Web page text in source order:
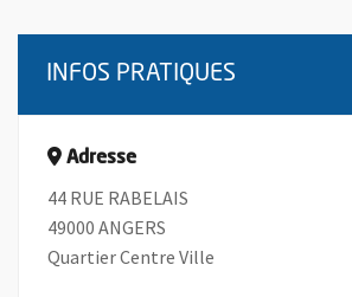
INFOS PRATIQUES
Adresse
44 RUE RABELAIS
49000 ANGERS
Quartier Centre Ville